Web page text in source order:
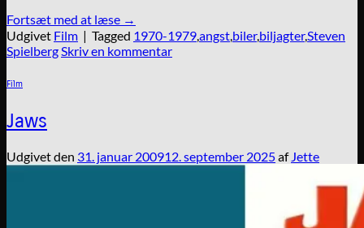
Fortsæt med at læse →
Udgivet Film | Tagged 1970-1979,angst,biler,biljagter,Steven
SpielbergSkriv en kommentar
Film
Jaws
Udgivet den 31. januar 200912. september 2025af Jette